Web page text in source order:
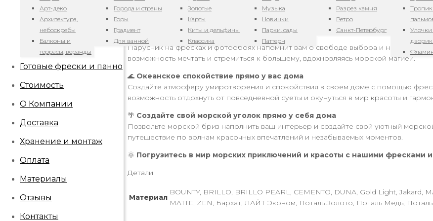
Арт-деко
Архитектура,
небоскребы
Балконы и
террасы, веранды
Города и страны
Горы
Градиент
Для ванной
Золотые
Карты
Киты и дельфины
Классика
Музыка
Новинки
Парки, сады
Паттерн
Разрез камня
Ретро
Санкт-Петербург
Улочки
Готовые фрески и панно
Стоимость
О Компании
Доставка
Хранение и монтаж
Оплата
Материалы
Отзывы
Контакты
Насладитесь красотой утреннего рассвета и вечернего заката, которые оживят
пейзажем. Пусть каждый новый день начинается с прикосновения к морской душе.
Парусник — символ свободы и путешествий
Парусник на фресках и фотообоях напомнит вам о свободе выбора и
возможность мечтать и стремиться к большему, вдохновляясь морской магией.
🌊 Океанское спокойствие прямо у вас дома
Создайте атмосферу умиротворения и спокойствия в своем доме с помощью
возможность отдохнуть от повседневной суеты и окунуться в мир красоты и
🌴 Создайте свой морской уголок прямо у себя дома
Позвольте морской бриз наполнить ваш интерьер и создайте свой уютный
путешествие по волнам красочных впечатлений и незабываемых моментов.
🌞 Погрузитесь в мир морских приключений и красоты с нашими фресками
Детали
Материал
BOUNTY, BRILLO, BRILLO PEARL, CEMENTO, DUNA, Gold Light, Jakard,
MATTE, ZEN, Бархат, ЛАЙТ Эконом, Поталь Золото, Поталь Медь,